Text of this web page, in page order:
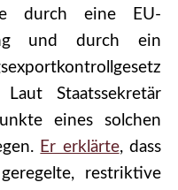
durch eine EU-
und durch ein
Staatssekretär
eines solchen
Er erklärte, dass
restriktive